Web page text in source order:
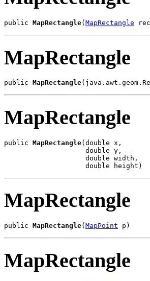
public MapRectangle( MapRectangle
MapRectangle
public MapRectangle
MapRectangle
public MapRectangle(double x,
                    double y,
                    double width,
                    double height)
MapRectangle
public MapRectangle( MapPoint p)
MapRectangle